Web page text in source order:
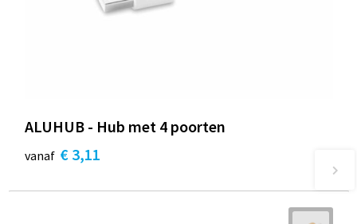
ALUHUB - Hub met 4 poorten
vanaf € 3,11